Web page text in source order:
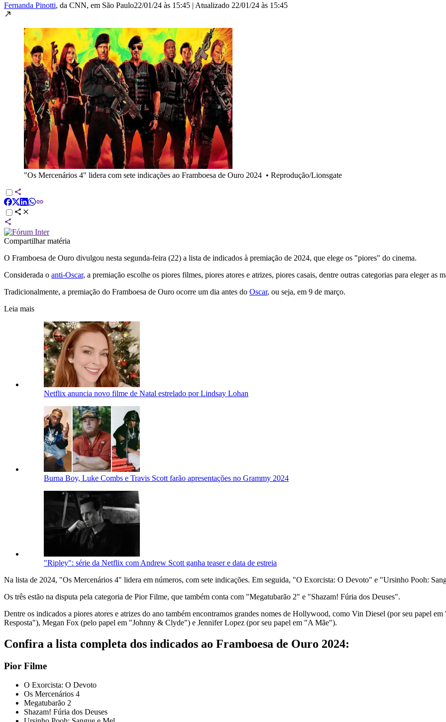
Fernanda Pinotti, da CNN, em São Paulo22/01/24 às 15:45 | Atualizado 22/01/24 às 15:45
"Os Mercenários 4" lidera com sete indicações ao Framboesa de Ouro 2024 • Reprodução/Lionsgate
Compartilhar matéria
O Framboesa de Ouro divulgou nesta segunda-feira (22) a lista de indicados à premiação de 2024, que elege os "piores" do cinema.
Considerada o anti-Oscar, a premiação escolhe os piores filmes, piores atores e atrizes, piores casais, dentre outras categorias para eleger as
Tradicionalmente, a premiação do Framboesa de Ouro ocorre um dia antes do Oscar, ou seja, em 9 de março.
Leia mais
Netflix anuncia novo filme de Natal estrelado por Lindsay Lohan
Burna Boy, Luke Combs e Travis Scott farão apresentações no Grammy 2024
"Ripley": série da Netflix com Andrew Scott ganha teaser e data de estreia
Na lista de 2024, "Os Mercenários 4" lidera em números, com sete indicações. Em seguida, "O Exorcista: O Devoto" e "Ursinho Pooh:
Os três estão na disputa pela categoria de Pior Filme, que também conta com "Megatubarão 2" e "Shazam! Fúria dos Deuses".
Dentre os indicados a piores atores e atrizes do ano também encontramos grandes nomes de Hollywood, como Vin Diesel (por seu papel
Resposta"), Megan Fox (pelo papel em "Johnny & Clyde") e Jennifer Lopez (por seu papel em "A Mãe").
Confira a lista completa dos indicados ao Framboesa de Ouro 2024:
Pior Filme
O Exorcista: O Devoto
Os Mercenários 4
Megatubarão 2
Shazam! Fúria dos Deuses